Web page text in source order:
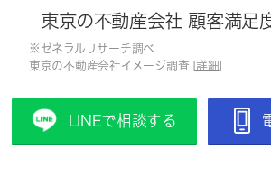
東京の不動産会社 顧客満足
※ゼネラルリサーチ調べ
東京の不動産会社イメージ調査 [ 詳細
LINEで相談する